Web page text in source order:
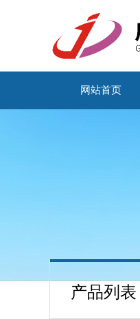
网站首页
产品列表